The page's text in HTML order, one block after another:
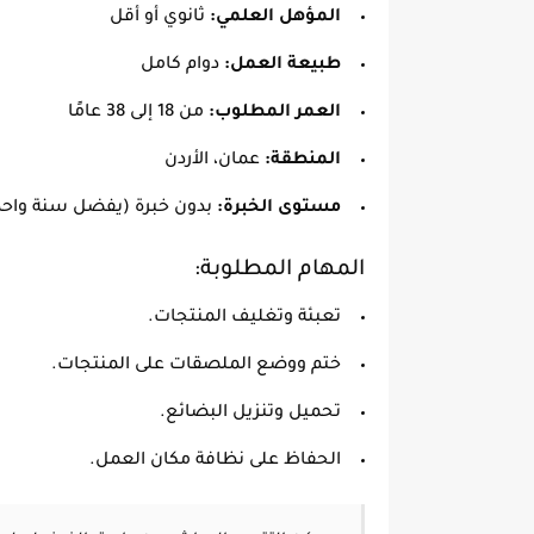
المؤهل العلمي: ثانوي أو أقل
طبيعة العمل: دوام كامل
العمر المطلوب: من 18 إلى 38 عامًا
المنطقة: عمان، الأردن
مستوى الخبرة: بدون خبرة (يفضل سنة
المهام المطلوبة:
تعبئة وتغليف المنتجات.
ختم ووضع الملصقات على المنتجات.
تحميل وتنزيل البضائع.
الحفاظ على نظافة مكان العمل.